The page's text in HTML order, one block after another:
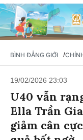
BÌNH ĐẲNG GIỚI /
19/02/2026 23:03
U40 vẫn
Ella Trần
giảm cân